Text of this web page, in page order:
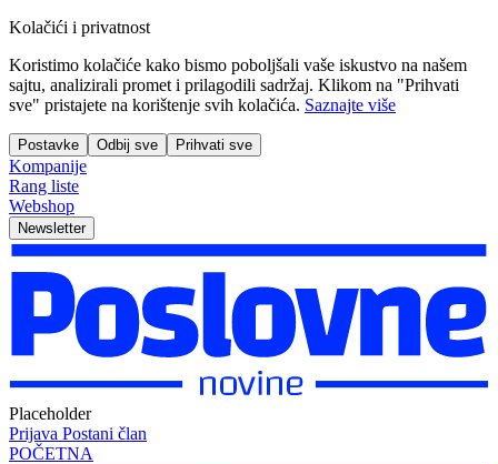
Kolačići i privatnost
Koristimo kolačiće kako bismo poboljšali vaše iskustvo na našem
sajtu, analizirali promet i prilagodili sadržaj. Klikom na "Prihvati
sve" pristajete na korištenje svih kolačića. Saznajte više
Postavke Odbij sve Prihvati sve
Kompanije
Rang liste
Webshop
Newsletter
Placeholder
Prijava Postani član
POČETNA